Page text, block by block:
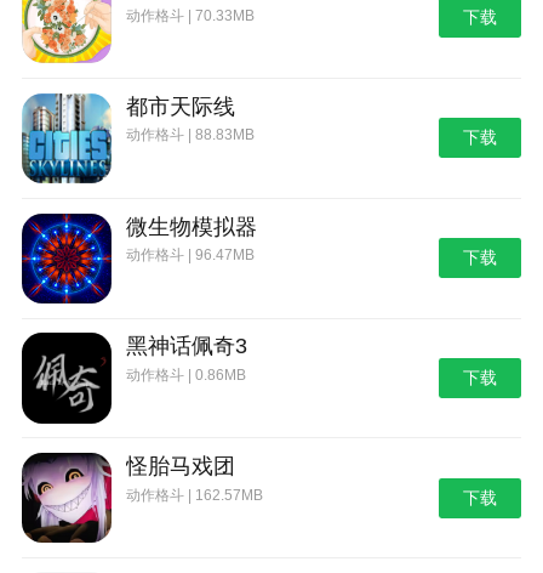
动作格斗 | 70.33MB 下载
都市天际线
动作格斗 | 88.83MB 下载
微生物模拟器
动作格斗 | 96.47MB 下载
黑神话佩奇3
动作格斗 | 0.86MB 下载
怪胎马戏团
动作格斗 | 162.57MB 下载